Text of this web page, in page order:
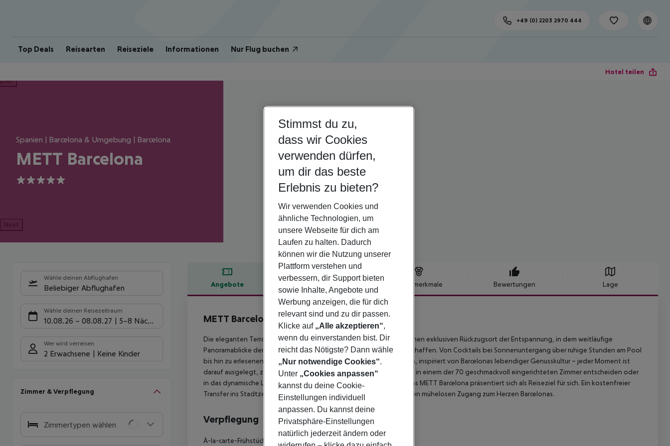
Top Deals Reisearten Reiseziele Informationen Nur Flug buchen
+49 (0) 2203 2970 444
Hotel teilen
Spanien | Barcelona & Umgebung | Barcelona
METT Barcelona
5
Next
Wähle deinen Abflughafen
Beliebiger Abflughafen
Wähle deinen Reisezeitraum
10.08.26 – 08.08.27 5-8 Nächte
Wer wird verreisen
2 Erwachsene Keine Kinder
Zimmer & Verpflegung
Zimmertypen wählen
Angebote Hotelbeschreibung Hotelmerkmale Bewertungen Lage
Hotelbeschreibung
METT Barcelona
5
Die eleganten Terrassen und glitzernden Pools des Hotels bilden einen exklusiven Rückzugsort der Entspannung, in dem weitläufige
Panoramablicke den Rahmen für einen unvergesslichen Aufenthalt schaffen. Von Cocktails bei Sonnenuntergang über ruhige Stunden am Pool
bis hin zu erlesenen Spa-Behandlungen und kulinarischen Erlebnissen, inspiriert von Barcelonas lebendiger Genusskultur – jeder Moment ist
darauf ausgelegt, zu begeistern. Ob Sie sich für eine stilvolle Auszeit in einem der 70 geschmackvoll eingerichteten Zimmer entscheiden oder
in das dynamische Lebensgefühl der Stadt eintauchen möchten – das METT Barcelona präsentiert sich als Reiseziel für sich. Ein kostenfreier
Transfer ins Stadtzentrum rundet das Erlebnis ab und ermöglicht einen mühelosen Zugang zum Herzen Barcelonas.
Verpflegung
À-la-carte-Frühstück
Stimmst du zu,
dass wir Cookies
verwenden dürfen,
um dir das beste
Erlebnis zu bieten?
Wir verwenden Cookies und
ähnliche Technologien, um
unsere Webseite für dich am
Laufen zu halten. Dadurch
können wir die Nutzung unserer
Plattform verstehen und
verbessern, dir Support bieten
sowie Inhalte, Angebote und
Werbung anzeigen, die für dich
relevant sind und zu dir passen.
Klicke auf „Alle akzeptieren“,
wenn du einverstanden bist. Dir
reicht das Nötigste? Dann wähle
„Nur notwendige Cookies“.
Unter „Cookies anpassen“
kannst du deine Cookie-
Einstellungen individuell
anpassen. Du kannst deine
Privatsphäre-Einstellungen
natürlich jederzeit ändern oder